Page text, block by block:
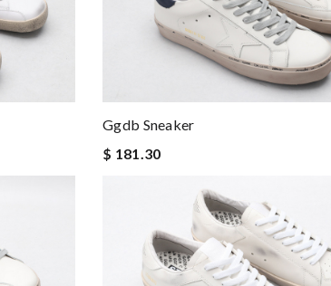
Ggdb Sneaker
$ 181.30